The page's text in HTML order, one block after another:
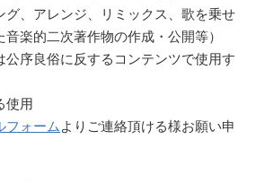
グ、アレンジ、リミックス、歌を乗せ
楽的二次著作物の作成・公開等）
公序良俗に反するコンテンツで使用す
使用
フォーム よりご連絡頂ける様お願い申